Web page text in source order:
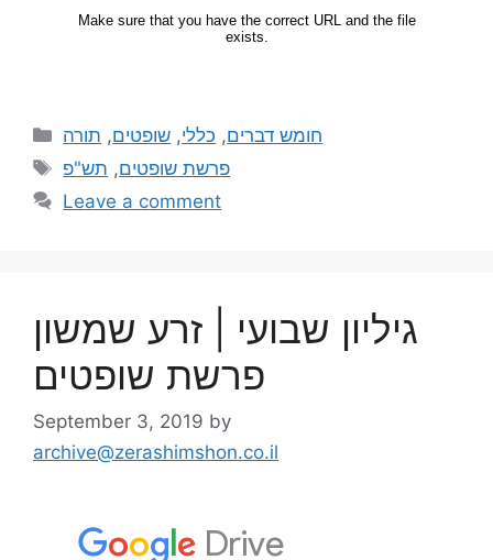
חומש דברים, כללי, שופטים, תורה
פרשת שופטים, תש"פ
Leave a comment
גיליון שבועי | זרע שמשון
פרשת שופטים
September 3, 2019 by
archive@zerashimshon.co.il